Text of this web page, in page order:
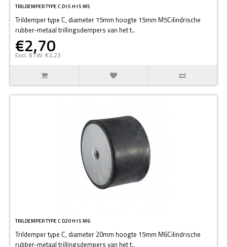
TRILDEMPER TYPE C D15 H15 M5
Trildemper type C, diameter 15mm hoogte 15mm M5Cilindrische
rubber-metaal trillingsdempers van het t..
€2,70
Excl. BTW: €2,23
TRILDEMPER TYPE C D20 H15 M6
Trildemper type C, diameter 20mm hoogte 15mm M6Cilindrische
rubber-metaal trillingsdempers van het t..